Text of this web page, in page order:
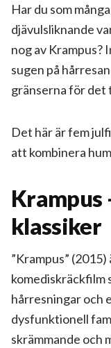
Har du som
djävulsliknande
nog av Krampus?
sugen på
gränserna för det
Det här är fem
att kombinera
Krampus
klassiker
”Krampus”
komediskräckfilm
hårresningar och
dysfunktionell
skrämmande och